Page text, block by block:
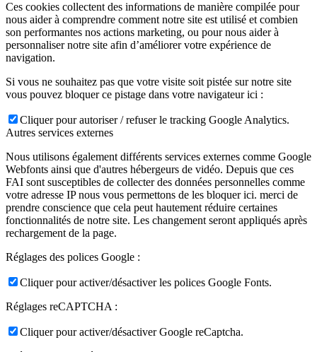
Ces cookies collectent des informations de manière compilée pour
nous aider à comprendre comment notre site est utilisé et combien
son performantes nos actions marketing, ou pour nous aider à
personnaliser notre site afin d’améliorer votre expérience de
navigation.
Si vous ne souhaitez pas que votre visite soit pistée sur notre site
vous pouvez bloquer ce pistage dans votre navigateur ici :
Cliquer pour autoriser / refuser le tracking Google Analytics.
Autres services externes
Nous utilisons également différents services externes comme Google
Webfonts ainsi que d'autres hébergeurs de vidéo. Depuis que ces
FAI sont susceptibles de collecter des données personnelles comme
votre adresse IP nous vous permettons de les bloquer ici. merci de
prendre conscience que cela peut hautement réduire certaines
fonctionnalités de notre site. Les changement seront appliqués après
rechargement de la page.
Réglages des polices Google :
Cliquer pour activer/désactiver les polices Google Fonts.
Réglages reCAPTCHA :
Cliquer pour activer/désactiver Google reCaptcha.